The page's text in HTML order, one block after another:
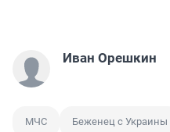
Иван Орешкин
МЧС Беженец с Украины